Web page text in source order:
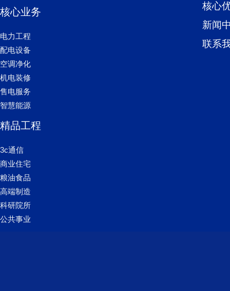
核心业务
电力工程
配电设备
空调净化
机电装修
售电服务
智慧能源
精品工程
3c通信
商业住宅
粮油食品
高端制造
科研院所
公共事业
核心
新闻
联系